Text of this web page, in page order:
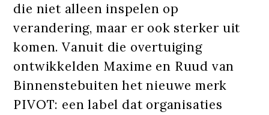
die niet alleen inspelen op
verandering, maar er ook sterker uit
komen. Vanuit die overtuiging
ontwikkelden Maxime en Ruud van
Binnenstebuiten het nieuwe merk
PIVOT: een label dat organisaties